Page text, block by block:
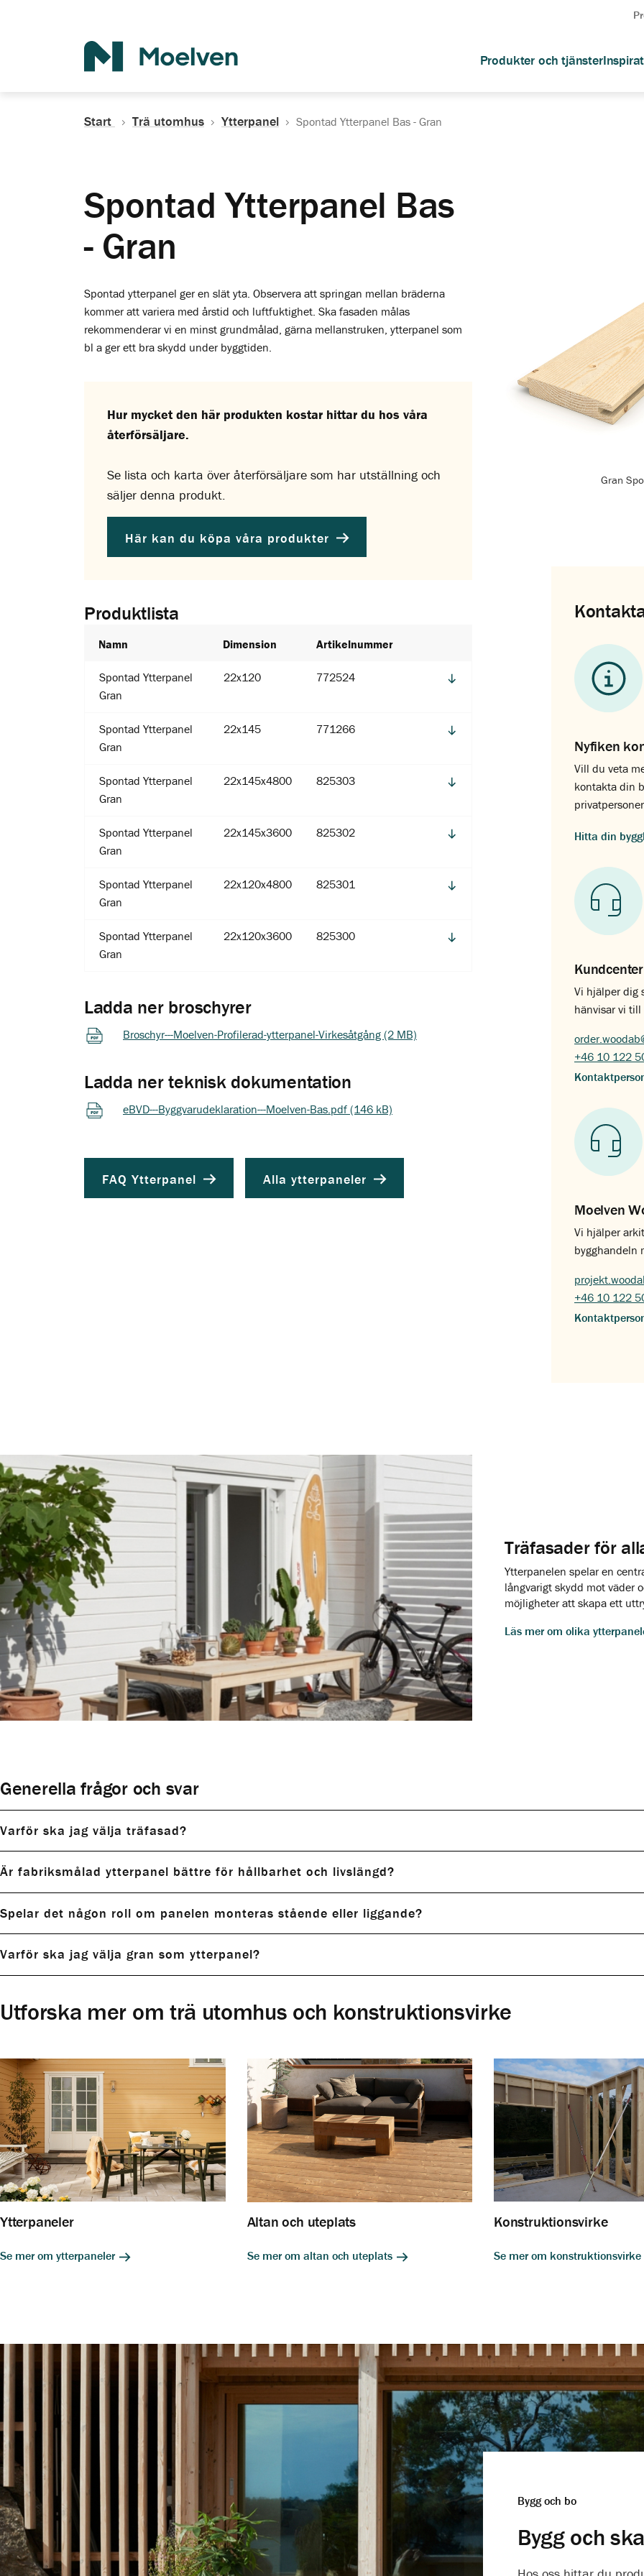
Produkter och tjänster
Start Trä utomhus Ytterpanel Spontad Ytterpanel Bas - Gran
Spontad Ytterpanel Bas
- Gran
Spontad ytterpanel ger en slät yta. Observera att springan mellan bräderna
kommer att variera med årstid och luftfuktighet. Ska fasaden målas
rekommenderar vi en minst grundmålad, gärna mellanstruken, ytterpanel som
bl a ger ett bra skydd under byggtiden.
Hur mycket den här produkten kostar hittar du hos våra
återförsäljare.
Se lista och karta över återförsäljare som har utställning och
säljer denna produkt.
Här kan du köpa våra produkter
Produktlista
Namn Dimension Artikelnummer
Spontad Ytterpanel
Gran
22x120 772524
Spontad Ytterpanel
Gran
22x145 771266
Spontad Ytterpanel
Gran
22x145x4800 825303
Spontad Ytterpanel
Gran
22x145x3600 825302
Spontad Ytterpanel
Gran
22x120x4800 825301
Spontad Ytterpanel
Gran
22x120x3600 825300
Ladda ner broschyrer
Broschyr---Moelven-Profilerad-ytterpanel-Virkesåtgång (2 MB)
Ladda ner teknisk dokumentation
eBVD---Byggvarudeklaration---Moelven-Bas.pdf (146 kB)
FAQ Ytterpanel Alla ytterpaneler
Gran
Nyfiken
Vill du veta
kontakta din
Hitta din
Vi hjälper dig
hänvisar vi
+46 10 122
Moelven
Vi hjälper
bygghandeln
+46 10 122
Träfasader för
Ytterpanelen spelar en
långvarigt skydd mot väder
möjligheter att skapa ett
Läs mer om olika
Generella frågor och svar
Varför ska jag välja träfasad?
Är fabriksmålad ytterpanel bättre för hållbarhet och livslängd?
Spelar det någon roll om panelen monteras stående eller liggande?
panelerna här.
Varför ska jag välja gran som ytterpanel?
Utforska mer om trä utomhus och konstruktionsvirke
Ytterpaneler
Se mer om ytterpaneler
Altan och uteplats
Se mer om altan och uteplats
Konstruktionsvirke
Se mer om konstruktionsvirke
Bygg och bo
Bygg och